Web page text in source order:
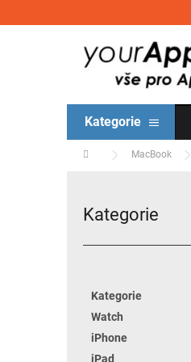
Kategorie
Domů MacBook
Přeskočit kategorie
Kategorie
Kategorie
Watch
iPhone
iPad